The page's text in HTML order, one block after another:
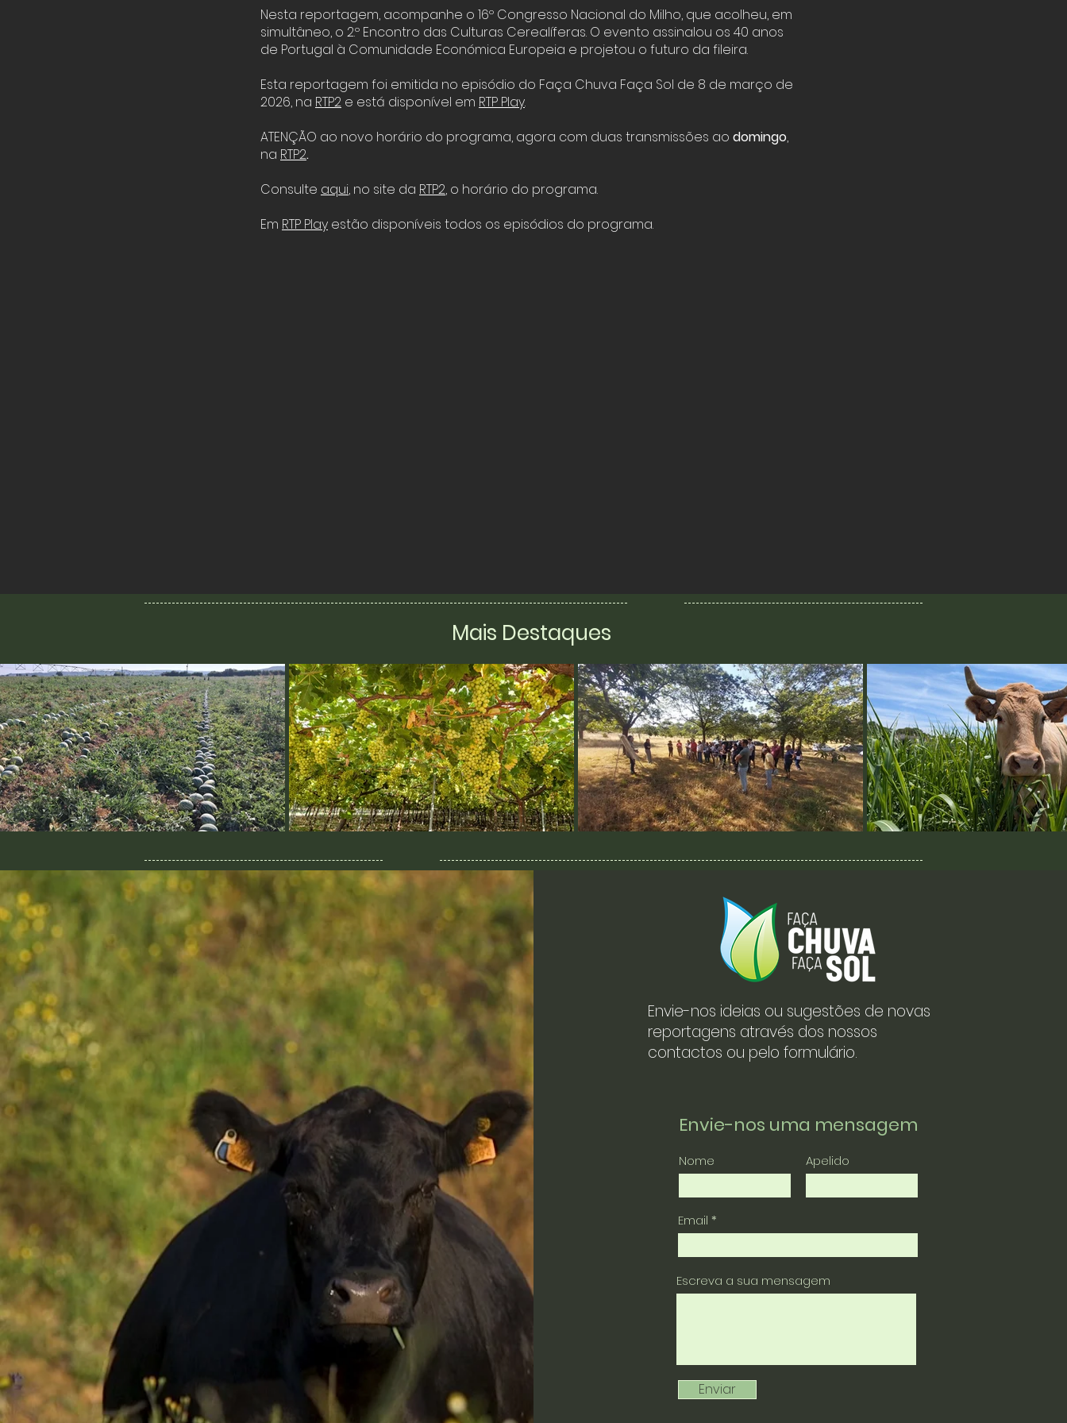
Nesta reportagem, acompanhe o 16º Congresso Nacional do Milho, que acolheu, em
simultâneo, o 2.º Encontro das Culturas Cerealíferas. O evento assinalou os 40 anos
de Portugal à Comunidade Económica Europeia e projetou o futuro da fileira.
Esta reportagem foi emitida no episódio do Faça Chuva Faça Sol de 8 de março de
2026, na RTP2 e está disponível em RTP Play.
ATENÇÃO ao novo horário do programa, agora com duas transmissões ao domingo,
na RTP2.
Consulte aqui, no site da RTP2, o horário do programa.
Em RTP Play estão disponíveis todos os episódios do programa.
Mais Destaques
Envie-nos ideias ou sugestões de novas
reportagens através dos nossos
contactos ou pelo formulário.
Envie-nos uma mensagem
Nome Apelido
Email
Escreva a sua mensagem
Enviar